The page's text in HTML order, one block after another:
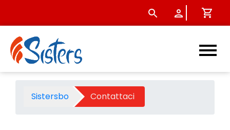
Contattaci - Sistersbo
Sistersbo Contattaci